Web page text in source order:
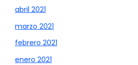
abril 2021
marzo 2021
febrero 2021
enero 2021